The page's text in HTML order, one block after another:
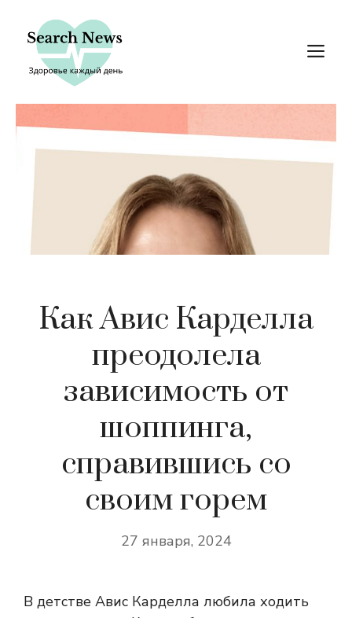
содержимому
Как Авис Карделла
преодолела
зависимость от
шоппинга,
справившись со
своим горем
27 января, 2024
В детстве Авис Карделла любила ходить